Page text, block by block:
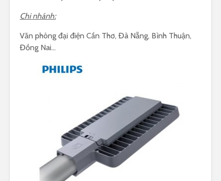
Chi nhánh:
Văn phòng đại điện Cần Thơ, Đà Nẵng, Bình Thuận,
Đồng Nai…